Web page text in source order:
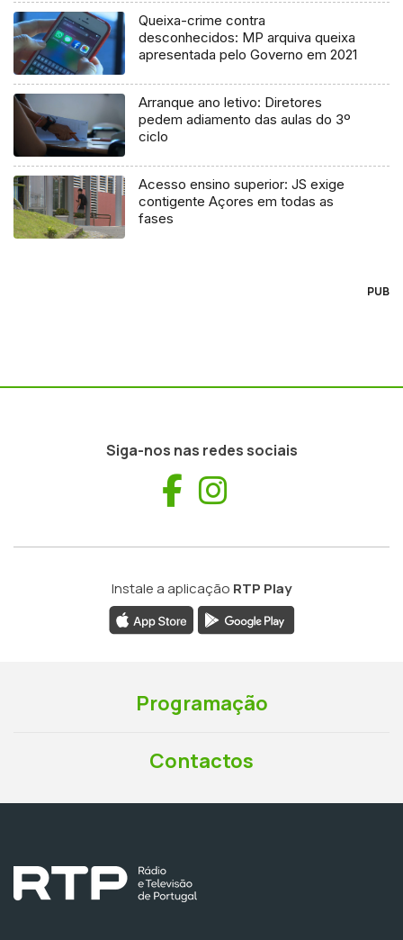
Queixa-crime contra
desconhecidos: MP arquiva queixa
apresentada pelo Governo em 2021
Arranque ano letivo: Diretores
pedem adiamento das aulas do 3º
ciclo
Acesso ensino superior: JS exige
contigente Açores em todas as
fases
PUB
Siga-nos nas redes sociais
Facebook
Instale a aplicação RTP Play
Programação
Contactos